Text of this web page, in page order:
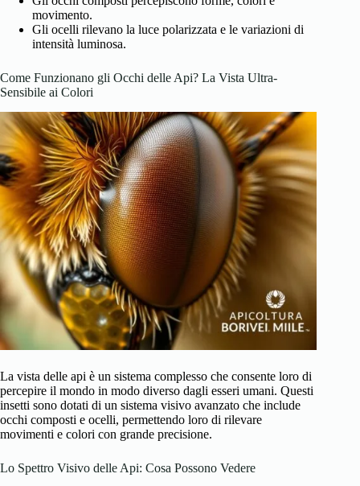
movimento.
Gli ocelli rilevano la luce polarizzata e le variazioni di
intensità luminosa.
Come Funzionano gli Occhi delle Api? La Vista Ultra-
Sensibile ai Colori
La vista delle api è un sistema complesso che consente loro di
percepire il mondo in modo diverso dagli esseri umani. Questi
insetti sono dotati di un sistema visivo avanzato che include
occhi composti e ocelli, permettendo loro di rilevare
movimenti e colori con grande precisione.
Lo Spettro Visivo delle Api: Cosa Possono Vedere